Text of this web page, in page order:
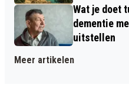
Wat je doet
dementie
uitstellen
Meer artikelen